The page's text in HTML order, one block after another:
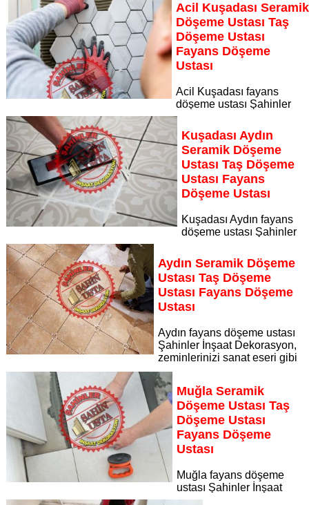
Sayfaya Git
Acil Kuşadası Seramik
Döşeme Ustası Taş
Döşeme Ustası
Fayans Döşeme
Ustası
Acil Kuşadası fayans
döşeme ustası Şahinler
İnşaat Dekorasyon, zeminlerinizi sanat eseri gibi işleyen
uzman kadrosuyla Acil Kuşadası bölgesine özel hizmet
sunuyor
Sayfaya Git
Kuşadası Aydın
Seramik Döşeme
Ustası Taş Döşeme
Ustası Fayans
Döşeme Ustası
Kuşadası Aydın fayans
döşeme ustası Şahinler
İnşaat Dekorasyon, zeminlerinizi sanat eseri gibi işleyen
uzman kadrosuyla Kuşadası Aydın bölgesine özel hizmet
sunuyor
Sayfaya Git
Aydın Seramik Döşeme
Ustası Taş Döşeme
Ustası Fayans Döşeme
Ustası
Aydın fayans döşeme ustası
Şahinler İnşaat Dekorasyon,
zeminlerinizi sanat eseri gibi
işleyen uzman kadrosuyla Aydın bölgesine özel hizmet
sunuyor Aydın seramik döşeme ustası taş döşeme ustası
fayans döşeme ustası
Sayfaya Git
Muğla Seramik
Döşeme Ustası Taş
Döşeme Ustası
Fayans Döşeme
Ustası
Muğla fayans döşeme
ustası Şahinler İnşaat
Dekorasyon, zeminlerinizi sanat eseri gibi işleyen uzman